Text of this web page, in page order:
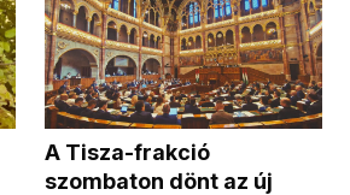
A Tisza-frakció
szombaton dönt az új